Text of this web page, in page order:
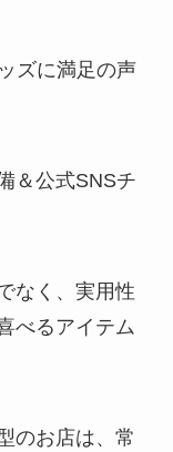
ズに満足の声
＆公式SNSチ
なく、実用性
べるアイテム
のお店は、常